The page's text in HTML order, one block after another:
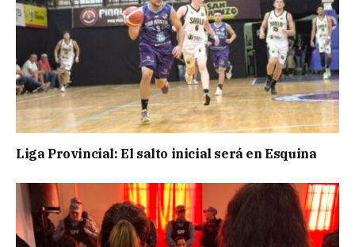
Liga Provincial: El salto inicial será en Esquina